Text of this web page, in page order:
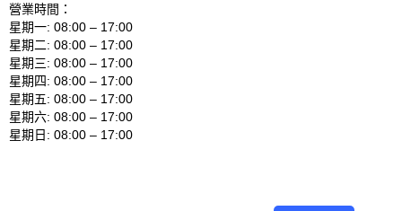
營業時間：
星期一: 08:00 – 17:00
星期二: 08:00 – 17:00
星期三: 08:00 – 17:00
星期四: 08:00 – 17:00
星期五: 08:00 – 17:00
星期六: 08:00 – 17:00